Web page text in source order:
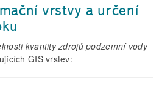
vrstvy a určení
kvantity zdrojů podzemní vody
GIS vrstev: